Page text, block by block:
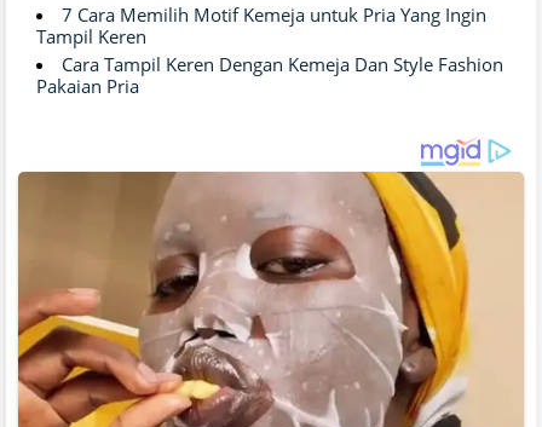
7 Cara Memilih Motif Kemeja untuk Pria Yang Ingin
Tampil Keren
Cara Tampil Keren Dengan Kemeja Dan Style Fashion
Pakaian Pria